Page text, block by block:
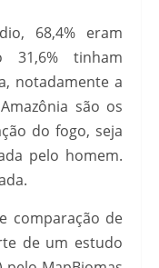
68,4% eram
31,6% tinham
notadamente a
são os
do fogo, seja
pelo homem.
comparação de
de um estudo